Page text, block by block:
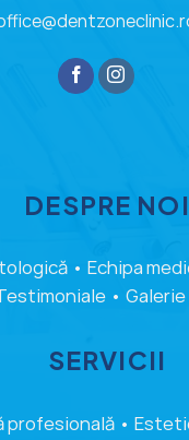
DESPRE NOI
• Echipa
•
SERVICII
profesională •